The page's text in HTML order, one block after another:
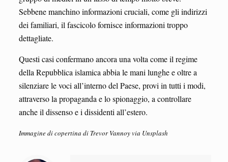
Sebbene manchino informazioni cruciali, come gli indirizzi
dei familiari, il fascicolo fornisce informazioni troppo
dettagliate.
Questi casi confermano ancora una volta come il regime
della Repubblica islamica abbia le mani lunghe e oltre a
silenziare le voci all’interno del Paese, provi in tutti i modi,
attraverso la propaganda e lo spionaggio, a controllare
anche il dissenso e i dissidenti all’estero.
Immagine di copertina di Trevor Vannoy via Unsplash